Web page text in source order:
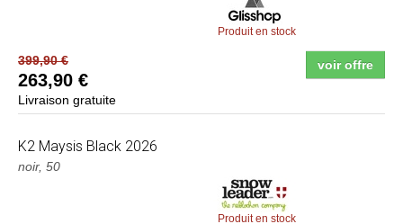
Produit en stock
399,90 €
263,90 €
Livraison gratuite
voir offre
K2 Maysis Black 2026
noir, 50
Produit en stock